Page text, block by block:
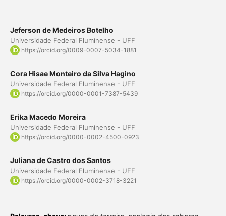
Jeferson de Medeiros Botelho
Universidade Federal Fluminense - UFF
https://orcid.org/0009-0007-5034-1881
Cora Hisae Monteiro da Silva Hagino
Universidade Federal Fluminense - UFF
https://orcid.org/0000-0001-7387-5439
Erika Macedo Moreira
Universidade Federal Fluminense - UFF
https://orcid.org/0000-0002-4500-0923
Juliana de Castro dos Santos
Universidade Federal Fluminense - UFF
https://orcid.org/0000-0002-3718-3221